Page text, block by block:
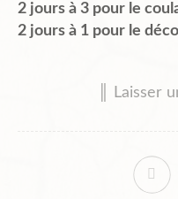
2 jours à 3 pour le
2 jours à 1 pour le
║ Laisser